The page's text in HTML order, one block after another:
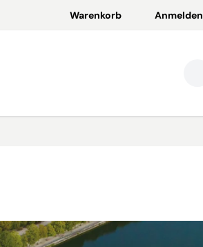
Warenkorb Anmelden